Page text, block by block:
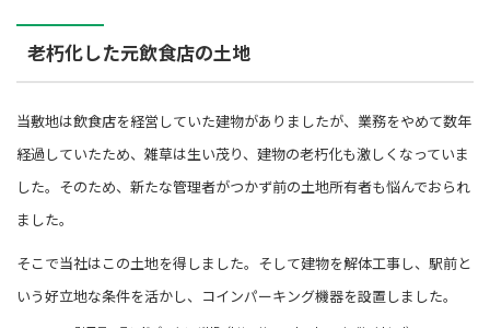
老朽化した元飲食店の土地
当敷地は飲食店を経営していた建物がありましたが、業務をやめて数年
経過していたため、雑草は生い茂り、建物の老朽化も激しくなっていま
した。そのため、新たな管理者がつかず前の土地所有者も悩んでおられ
ました。
そこで当社はこの土地を得しました。そして建物を解体工事し、駅前と
いう好立地な条件を活かし、コインパーキング機器を設置しました。